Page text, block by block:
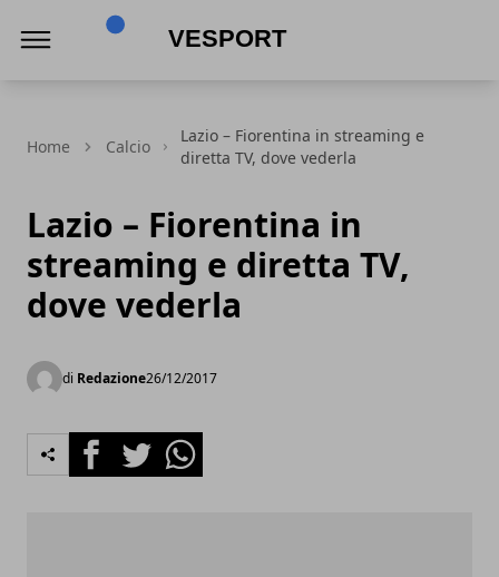
Home Calcio
Lazio – Fiorentina in streaming e
diretta TV, dove vederla
Lazio – Fiorentina in
streaming e diretta TV,
dove vederla
di Redazione26/12/2017
FacebookTwitterWhatsapp